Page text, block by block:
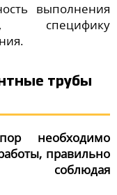
выполнения
специфику
трубы
необходимо
правильно
соблюдая